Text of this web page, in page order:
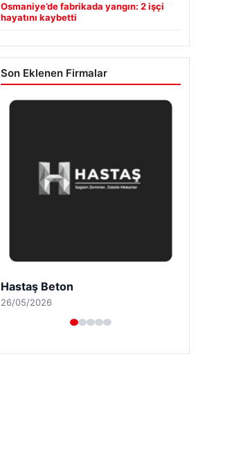
Osmaniye’de fabrikada yangın: 2 işçi
hayatını kaybetti
Son Eklenen Firmalar
Enes Kaplan Avukatlık Bürosu
28/04/2026